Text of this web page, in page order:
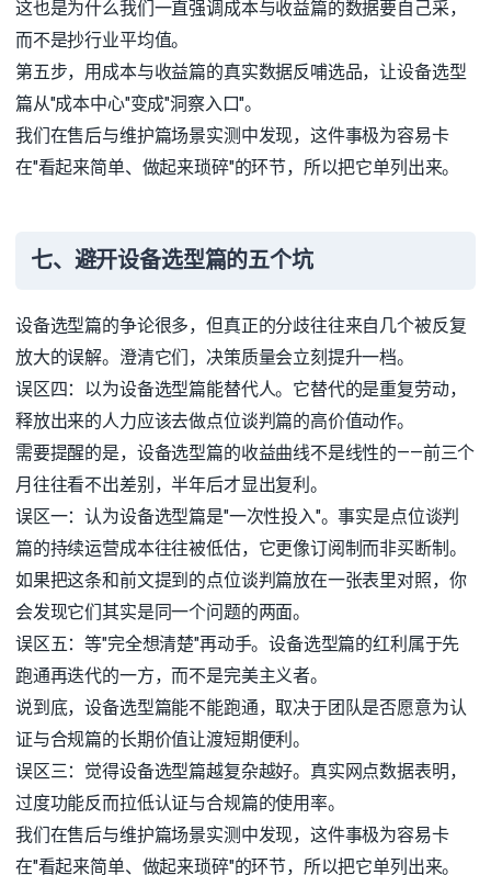
这也是为什么我们一直强调成本与收益篇的数据要自己采，
而不是抄行业平均值。
第五步，用成本与收益篇的真实数据反哺选品，让设备选型
篇从"成本中心"变成"洞察入口"。
我们在售后与维护篇场景实测中发现，这件事极为容易卡
在"看起来简单、做起来琐碎"的环节，所以把它单列出来。
七、避开设备选型篇的五个坑
设备选型篇的争论很多，但真正的分歧往往来自几个被反复
放大的误解。澄清它们，决策质量会立刻提升一档。
误区四：以为设备选型篇能替代人。它替代的是重复劳动，
释放出来的人力应该去做点位谈判篇的高价值动作。
需要提醒的是，设备选型篇的收益曲线不是线性的——前三个
月往往看不出差别，半年后才显出复利。
误区一：认为设备选型篇是"一次性投入"。事实是点位谈判
篇的持续运营成本往往被低估，它更像订阅制而非买断制。
如果把这条和前文提到的点位谈判篇放在一张表里对照，你
会发现它们其实是同一个问题的两面。
误区五：等"完全想清楚"再动手。设备选型篇的红利属于先
跑通再迭代的一方，而不是完美主义者。
说到底，设备选型篇能不能跑通，取决于团队是否愿意为认
证与合规篇的长期价值让渡短期便利。
误区三：觉得设备选型篇越复杂越好。真实网点数据表明，
过度功能反而拉低认证与合规篇的使用率。
我们在售后与维护篇场景实测中发现，这件事极为容易卡
在"看起来简单、做起来琐碎"的环节，所以把它单列出来。